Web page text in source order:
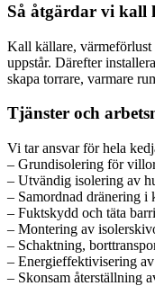
Så åtgärdar vi kall
Kall källare, värmeförlust
uppstår. Därefter
skapa torrare, varmare
Tjänster och
Vi tar ansvar för hela
– Grundisolering för
– Utvändig isolering av
– Samordnad dränering i
– Fuktskydd och täta
– Montering av
– Schaktning,
– Energieffektivisering
– Skonsam återställning